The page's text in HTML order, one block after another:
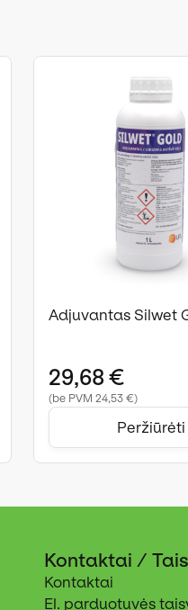
Adjuvantas Silwet
29,68 €
(be PVM 24,53 €)
Peržiūrėti
Kontaktai /
Kontaktai
El. parduotuvės